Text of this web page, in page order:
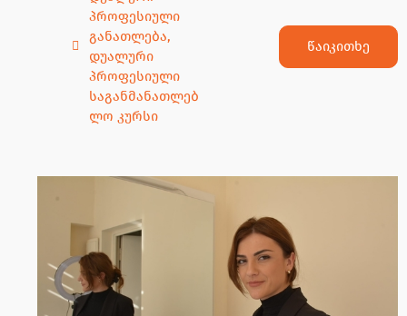
პროფესიული
განათლება,
დუალური
პროფესიული
საგანმანათლებ
ლო კურსი
წაიკითხე